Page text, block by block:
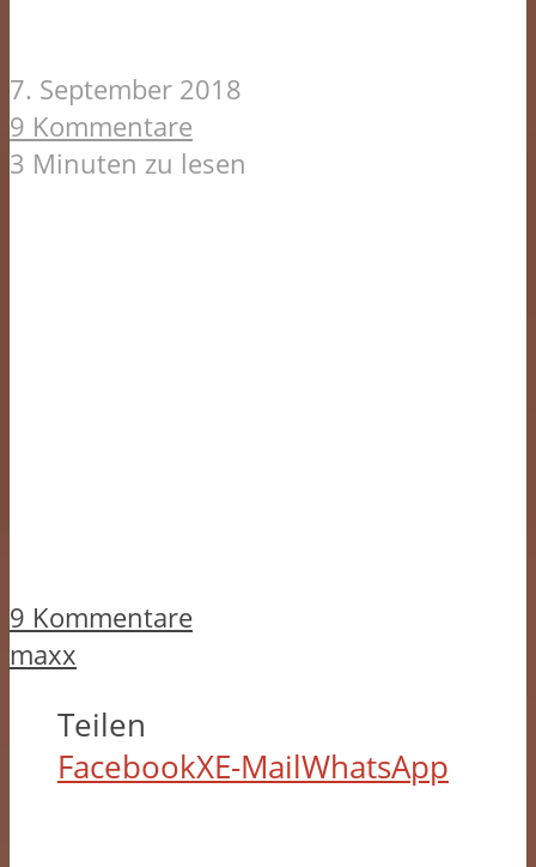
7. September 2018
9 Kommentare
3 Minuten zu lesen
9 Kommentare
maxx
Teilen
FacebookXE-MailWhatsApp